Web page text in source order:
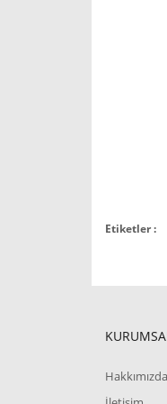
Etiketler :
Hakkımızda